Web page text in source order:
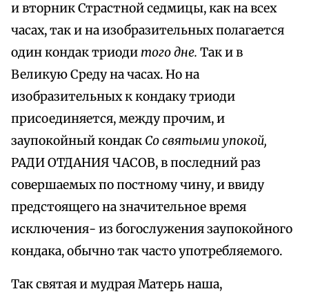
и вторник Страстной седмицы, как на всех
часах, так и на изобразительных полагается
один кондак триоди того дне. Так и в
Великую Среду на часах. Но на
изобразительных к кондаку триоди
присоединяется, между прочим, и
заупокойный кондак Со святыми упокой,
РАДИ ОТДАНИЯ ЧАСОВ, в последний раз
совершаемых по постному чину, и ввиду
предстоящего на значительное время
исключения- из богослужения заупокойного
кондака, обычно так часто употребляемого.
Так святая и мудрая Матерь наша,